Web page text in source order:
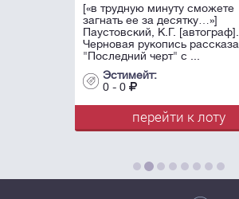
[«в трудную минуту сможете
загнать ее за десятку…»]
Паустовский, К.Г. [автограф].
Черновая рукопись рассказа
"Последний черт" с ...
Эстимейт:
0 - 0
перейти к лоту